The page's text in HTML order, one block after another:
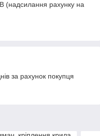
(надсилання рахунку на
за рахунок покупця